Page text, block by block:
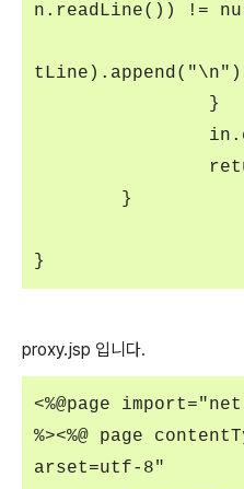
n.readLine()) !=
}
}
}
proxy.jsp 입니다.
<%@page import=
%><%@
page
arset=utf-8"